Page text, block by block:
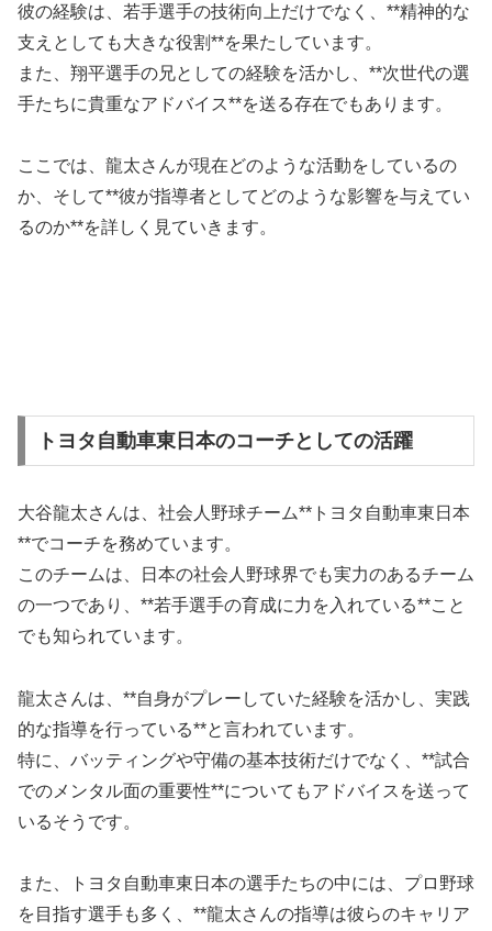
彼の経験は、若手選手の技術向上だけでなく、**精神的な
支えとしても大きな役割**を果たしています。
また、翔平選手の兄としての経験を活かし、**次世代の選
手たちに貴重なアドバイス**を送る存在でもあります。
ここでは、龍太さんが現在どのような活動をしているの
か、そして**彼が指導者としてどのような影響を与えてい
るのか**を詳しく見ていきます。
トヨタ自動車東日本のコーチとしての活躍
大谷龍太さんは、社会人野球チーム**トヨタ自動車東日本
**でコーチを務めています。
このチームは、日本の社会人野球界でも実力のあるチーム
の一つであり、**若手選手の育成に力を入れている**こと
でも知られています。
龍太さんは、**自身がプレーしていた経験を活かし、実践
的な指導を行っている**と言われています。
特に、バッティングや守備の基本技術だけでなく、**試合
でのメンタル面の重要性**についてもアドバイスを送って
いるそうです。
また、トヨタ自動車東日本の選手たちの中には、プロ野球
を目指す選手も多く、**龍太さんの指導は彼らのキャリア